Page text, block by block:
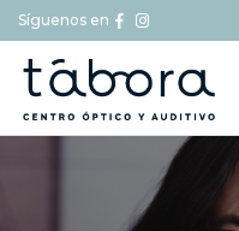
Síguenos en